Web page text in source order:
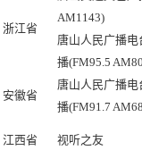
浙江省
AM1143)
唐山人民广播
播(FM95.5
安徽省
唐山人民广播
播(FM91.7
江西省 视听之友